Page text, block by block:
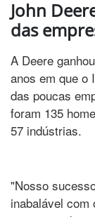
John
das
A Deere
anos em que o
das poucas
foram 135
57 indústrias.
"Nosso
inabalável